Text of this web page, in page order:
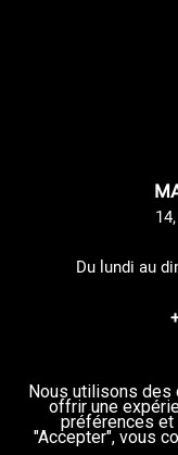
Du lundi au
Mentions
Mode de
Nous utilisons des
offrir une
préférences et
"Accepter", vous